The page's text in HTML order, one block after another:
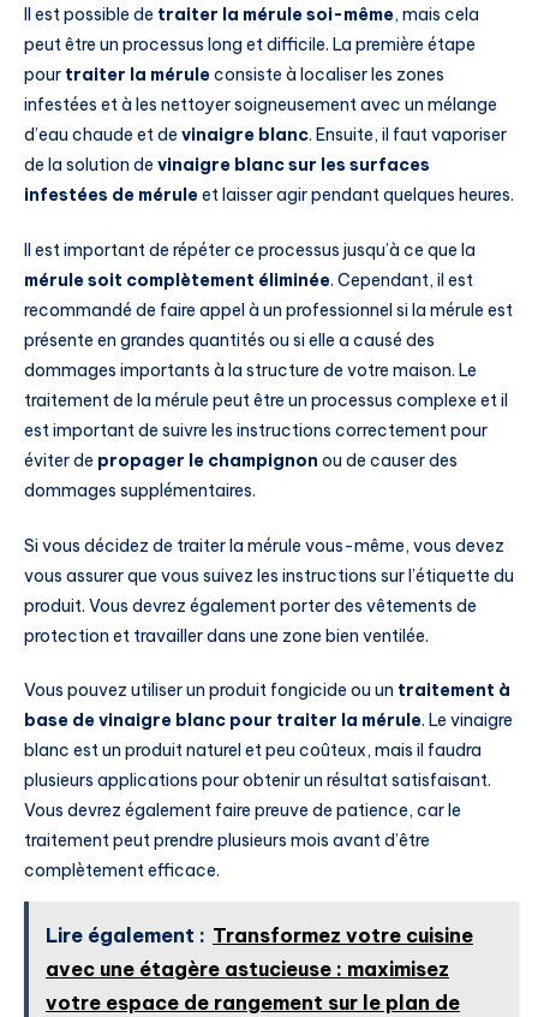
Il est possible de traiter la mérule soi-même, mais cela
peut être un processus long et difficile. La première étape
pour traiter la méruleconsiste à localiser les zones
infestées et à les nettoyer soigneusement avec un mélange
d’eau chaude et de vinaigre blanc. Ensuite, il faut vaporiser
de la solution de vinaigre blanc sur les surfaces
infestées de méruleet laisser agir pendant quelques heures.
Il est important de répéter ce processus jusqu’à ce que la
mérule soit complètement éliminée. Cependant, il est
recommandé de faire appel à un professionnel si la mérule est
présente en grandes quantités ou si elle a causé des
dommages importants à la structure de votre maison. Le
traitement de la mérule peut être un processus complexe et il
est important de suivre les instructions correctement pour
éviter de propager le champignon ou de causer des
dommages supplémentaires.
Si vous décidez de traiter la mérule vous-même, vous devez
vous assurer que vous suivez les instructions sur l’étiquette du
produit. Vous devrez également porter des vêtements de
protection et travailler dans une zone bien ventilée.
Vous pouvez utiliser un produit fongicide ou un traitement à
base de vinaigre blanc pour traiter la mérule. Le vinaigre
blanc est un produit naturel et peu coûteux, mais il faudra
plusieurs applications pour obtenir un résultat satisfaisant.
Vous devrez également faire preuve de patience, car le
traitement peut prendre plusieurs mois avant d’être
complètement efficace.
Lire également : Transformez votre cuisine
avec une étagère astucieuse : maximisez
votre espace de rangement sur le plan de